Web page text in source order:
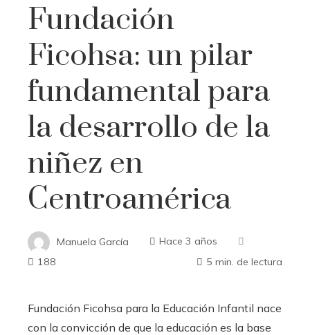
Fundación
Ficohsa: un pilar
fundamental para
la desarrollo de la
niñez en
Centroamérica
Manuela García
Hace 3 años
188
5 min. de lectura
Fundación Ficohsa para la Educación Infantil nace
con la convicción de que la educación es la base